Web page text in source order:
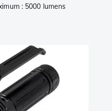
: 5000 lumens